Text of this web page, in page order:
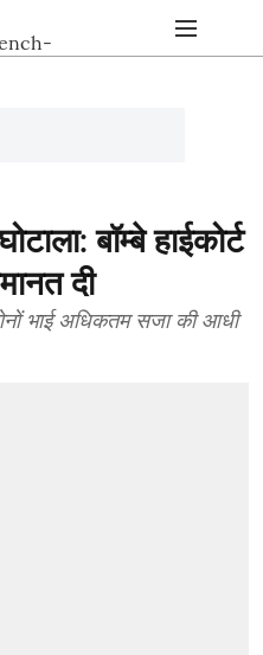
बॉम्बे हाईकोर्ट
दी
भाई अधिकतम सजा की आधी